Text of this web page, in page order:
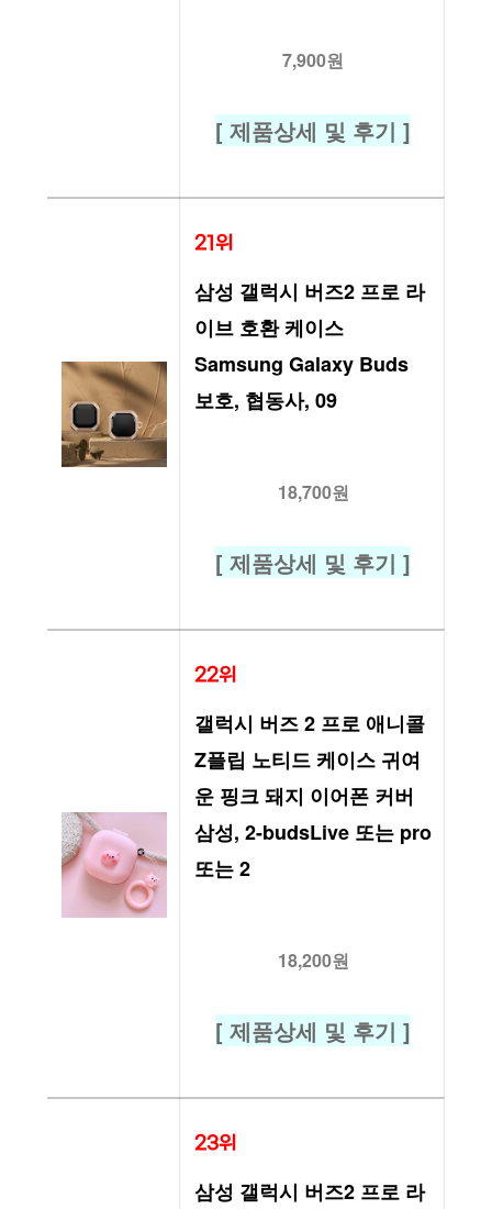
7,900원
[ 제품상세 및 후기 ]
21위
삼성 갤럭시 버즈2 프로 라
이브 호환 케이스
Samsung Galaxy Buds
보호, 협동사, 09
18,700원
[ 제품상세 및 후기 ]
22위
갤럭시 버즈 2 프로 애니콜
Z플립 노티드 케이스 귀여
운 핑크 돼지 이어폰 커버
삼성, 2-budsLive 또는 pro
또는 2
18,200원
[ 제품상세 및 후기 ]
23위
삼성 갤럭시 버즈2 프로 라